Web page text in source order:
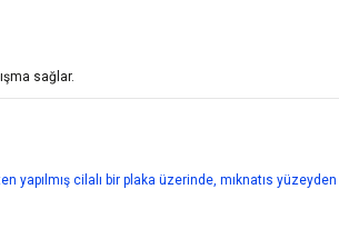
sağlar.
yapılmış cilalı bir plaka üzerinde, mıknatıs